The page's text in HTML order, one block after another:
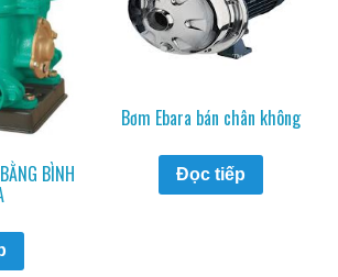
BÌNH
Bơm Ebara bán chân không
Đọc tiếp